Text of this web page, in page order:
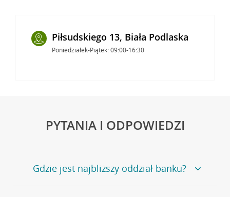
Piłsudskiego 13, Biała Podlaska
Poniedziałek-Piątek: 09:00-16:30
PYTANIA I ODPOWIEDZI
Gdzie jest najbliższy oddział banku?